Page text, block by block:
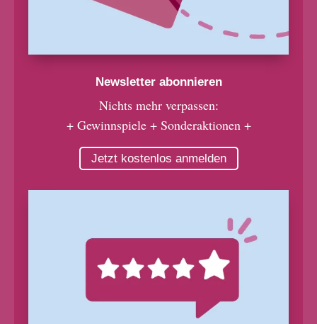
Newsletter abonnieren
Nichts mehr verpassen:
+ Gewinnspiele + Sonderaktionen +
Jetzt kostenlos anmelden